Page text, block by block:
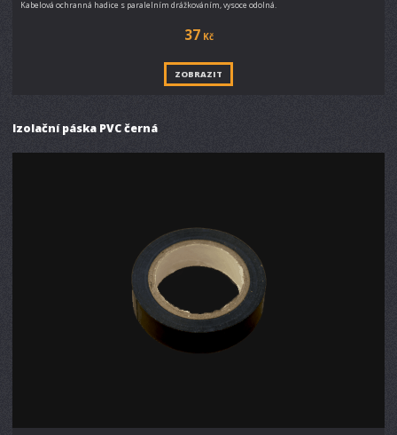
Kabelová ochranná hadice s paralelním drážkováním, vysoce odolná.
37Kč
ZOBRAZIT
Izolační páska PVC černá